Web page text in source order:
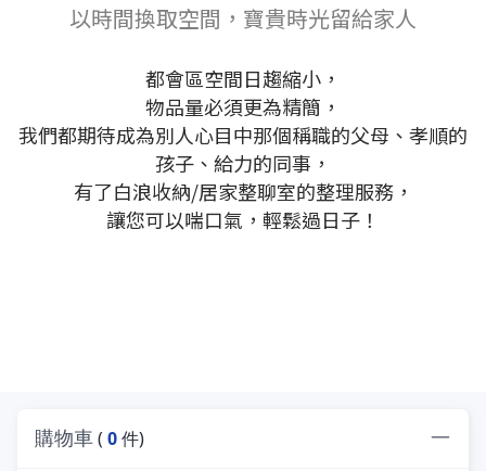
以時間換取空間，寶貴時光留給家人
都會區空間日趨縮小，
物品量必須更為精簡，
我們都期待成為別人心目中那個稱職的父母、孝順的
孩子、給力的同事，
有了白浪收納/居家整聊室的整理服務，
讓您可以喘口氣，輕鬆過日子！
購物車( 0件)